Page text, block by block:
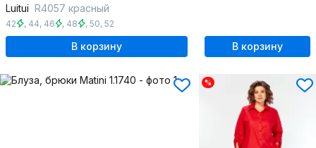
Luitui R4057 красный
42 , 44, 46 , 48 , 50, 52
В корзину В корзину
%